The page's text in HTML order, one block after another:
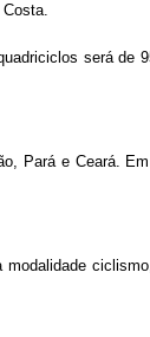
será de
Pará e Ceará.